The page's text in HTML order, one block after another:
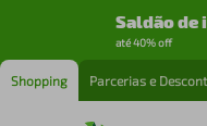
Saldão de
até 40% off
Shopping Parcerias e